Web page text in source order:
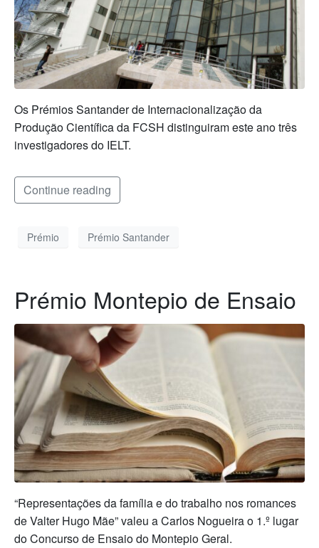
Os Prémios Santander de Internacionalização da
Produção Científica da FCSH distinguiram este ano três
investigadores do IELT.
Continue reading
Prémio Prémio Santander
Prémio Montepio de Ensaio
“Representações da família e do trabalho nos romances
de Valter Hugo Mãe” valeu a Carlos Nogueira o 1.º lugar
do Concurso de Ensaio do Montepio Geral.